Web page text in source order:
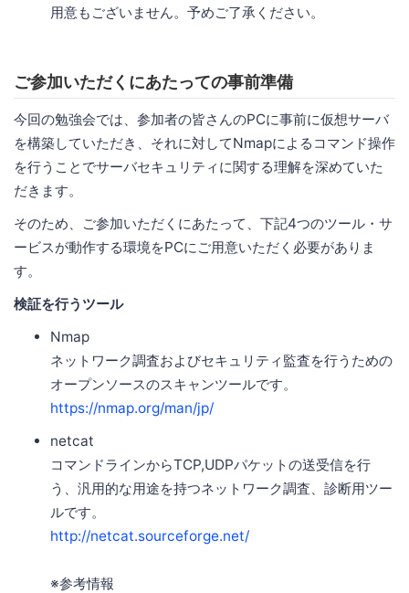
用意もございません。予めご了承ください。
ご参加いただくにあたっての事前準備
今回の勉強会では、参加者の皆さんのPCに事前に仮想サーバ
を構築していただき、それに対してNmapによるコマンド操作
を行うことでサーバセキュリティに関する理解を深めていた
だきます。
そのため、ご参加いただくにあたって、下記4つのツール・サ
ービスが動作する環境をPCにご用意いただく必要がありま
す。
検証を行うツール
Nmap
ネットワーク調査およびセキュリティ監査を行うための
オープンソースのスキャンツールです。
https://nmap.org/man/jp/
netcat
コマンドラインからTCP,UDPパケットの送受信を行
う、汎用的な用途を持つネットワーク調査、診断用ツー
ルです。
http://netcat.sourceforge.net/
※参考情報